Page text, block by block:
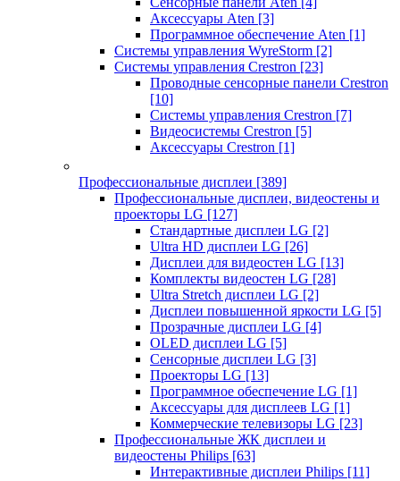
Аксессуары Aten [3]
Программное обеспечение Aten [1]
Системы управления WyreStorm [2]
Системы управления Crestron [23]
Проводные сенсорные панели Crestron
[10]
Системы управления Crestron [7]
Видеосистемы Crestron [5]
Аксессуары Crestron [1]
Профессиональные дисплеи [389]
Профессиональные дисплеи, видеостены и
проекторы LG [127]
Стандартные дисплеи LG [2]
Ultra HD дисплеи LG [26]
Дисплеи для видеостен LG [13]
Комплекты видеостен LG [28]
Ultra Stretch дисплеи LG [2]
Дисплеи повышенной яркости LG [5]
Прозрачные дисплеи LG [4]
OLED дисплеи LG [5]
Сенсорные дисплеи LG [3]
Проекторы LG [13]
Программное обеспечение LG [1]
Аксессуары для дисплеев LG [1]
Коммерческие телевизоры LG [23]
Профессиональные ЖК дисплеи и
видеостены Philips [63]
Интерактивные дисплеи Philips [11]